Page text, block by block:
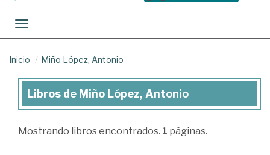
Toggle navigation
Inicio Miño López, Antonio
Libros
Miño
Libros de Miño López, Antonio
Mostrando libros encontrados. 1 páginas.